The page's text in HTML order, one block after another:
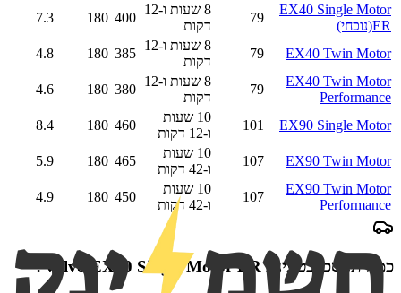
EX40 Single Motor
ER(נוכחי)
79
8 שעות ו-12
דקות
400
180
7.3
EX40 Twin Motor
79
8 שעות ו-12
דקות
385
180
4.8
EX40 Twin Motor
Performance
79
8 שעות ו-12
דקות
380
180
4.6
EX90 Single Motor
101
10 שעות
ו-12 דקות
460
180
8.4
EX90 Twin Motor
107
10 שעות
ו-42 דקות
465
180
5.9
EX90 Twin Motor
Performance
107
10 שעות
ו-42 דקות
450
180
4.9
כמה תחסכו בטעינתVolvo EX40 Single Motor ER
?